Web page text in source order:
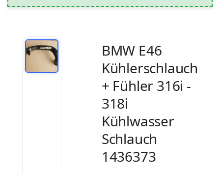
BMW E46
Kühlerschlauch
+ Fühler 316i -
318i
Kühlwasser
Schlauch
1436373